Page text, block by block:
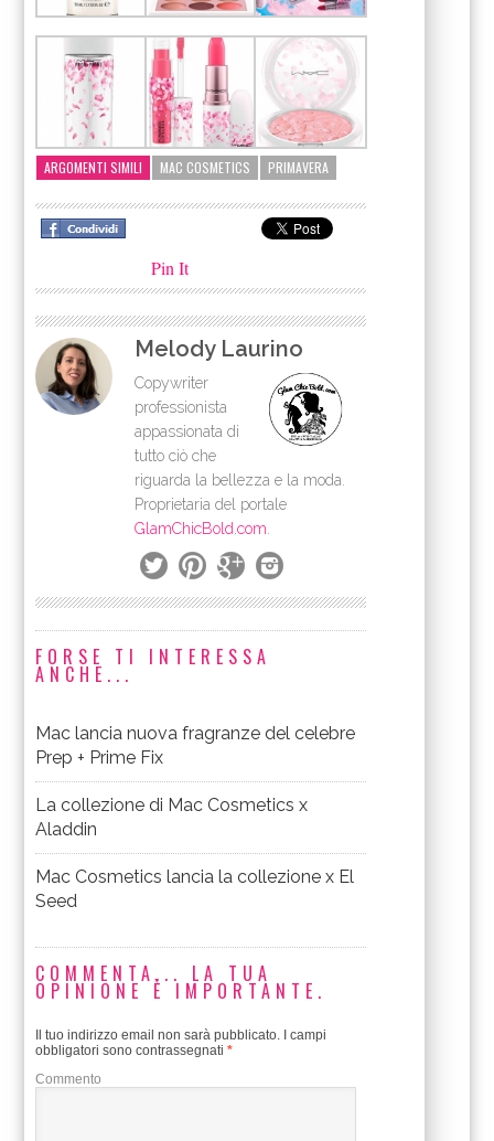
ARGOMENTI SIMILI MAC COSMETICS PRIMAVERA
Pin It
Melody Laurino
Copywriter
professionista
appassionata di
tutto ciò che
riguarda la bellezza e la moda.
Proprietaria del portale
GlamChicBold.com
FORSE TI INTERESSA
ANCHE...
Mac lancia nuova fragranze del celebre
Prep + Prime Fix
La collezione di Mac Cosmetics x
Aladdin
Mac Cosmetics lancia la collezione x El
Seed
COMMENTA... LA TUA
OPINIONE È IMPORTANTE.
Il tuo indirizzo email non sarà pubblicato. I campi
obbligatori sono contrassegnati*
Commento